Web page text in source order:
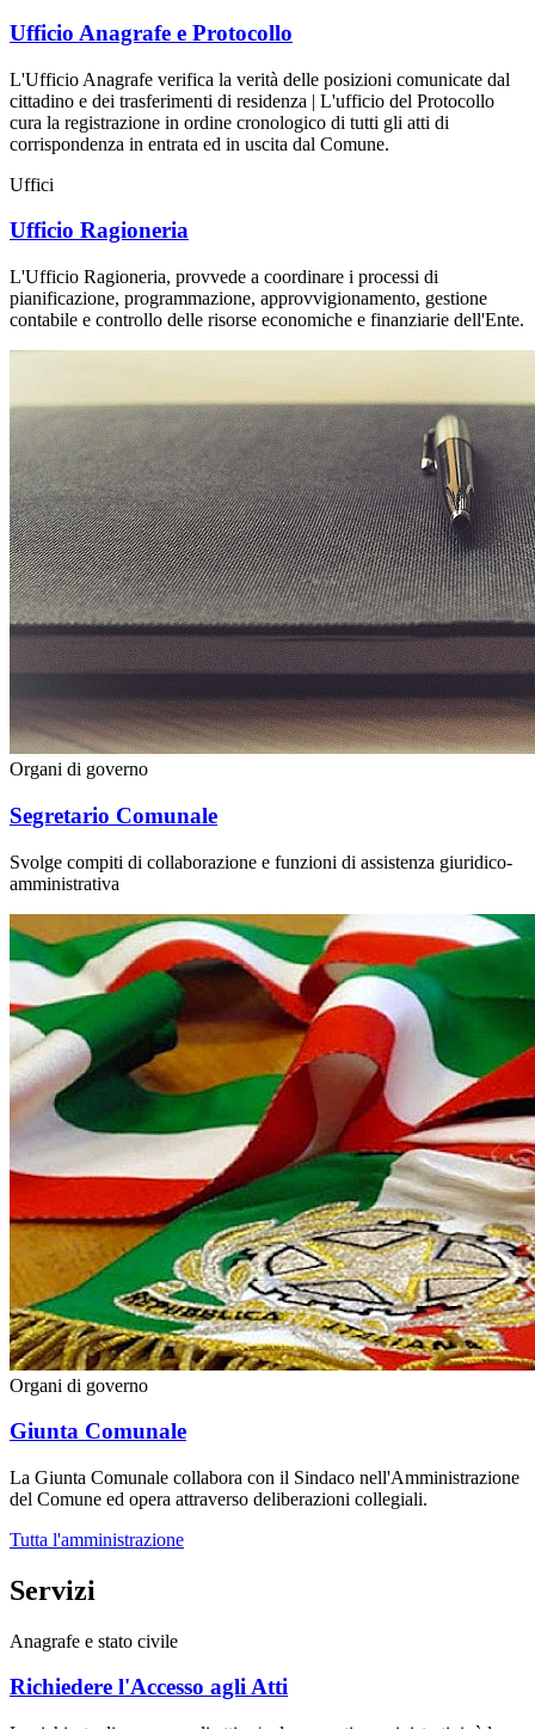
Ufficio Anagrafe e Protocollo
L'Ufficio Anagrafe verifica la verità delle posizioni comunicate dal
cittadino e dei trasferimenti di residenza | L'ufficio del Protocollo
cura la registrazione in ordine cronologico di tutti gli atti di
corrispondenza in entrata ed in uscita dal Comune.
Uffici
Ufficio Ragioneria
L'Ufficio Ragioneria, provvede a coordinare i processi di
pianificazione, programmazione, approvvigionamento, gestione
contabile e controllo delle risorse economiche e finanziarie dell'Ente.
Organi di governo
Segretario Comunale
Svolge compiti di collaborazione e funzioni di assistenza giuridico-
amministrativa
Organi di governo
Giunta Comunale
La Giunta Comunale collabora con il Sindaco nell'Amministrazione
del Comune ed opera attraverso deliberazioni collegiali.
Tutta l'amministrazione
Servizi
Anagrafe e stato civile
Richiedere l'Accesso agli Atti